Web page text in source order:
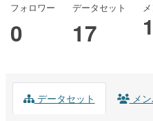
フォロワー
0
データセット
17 1
データセット メン